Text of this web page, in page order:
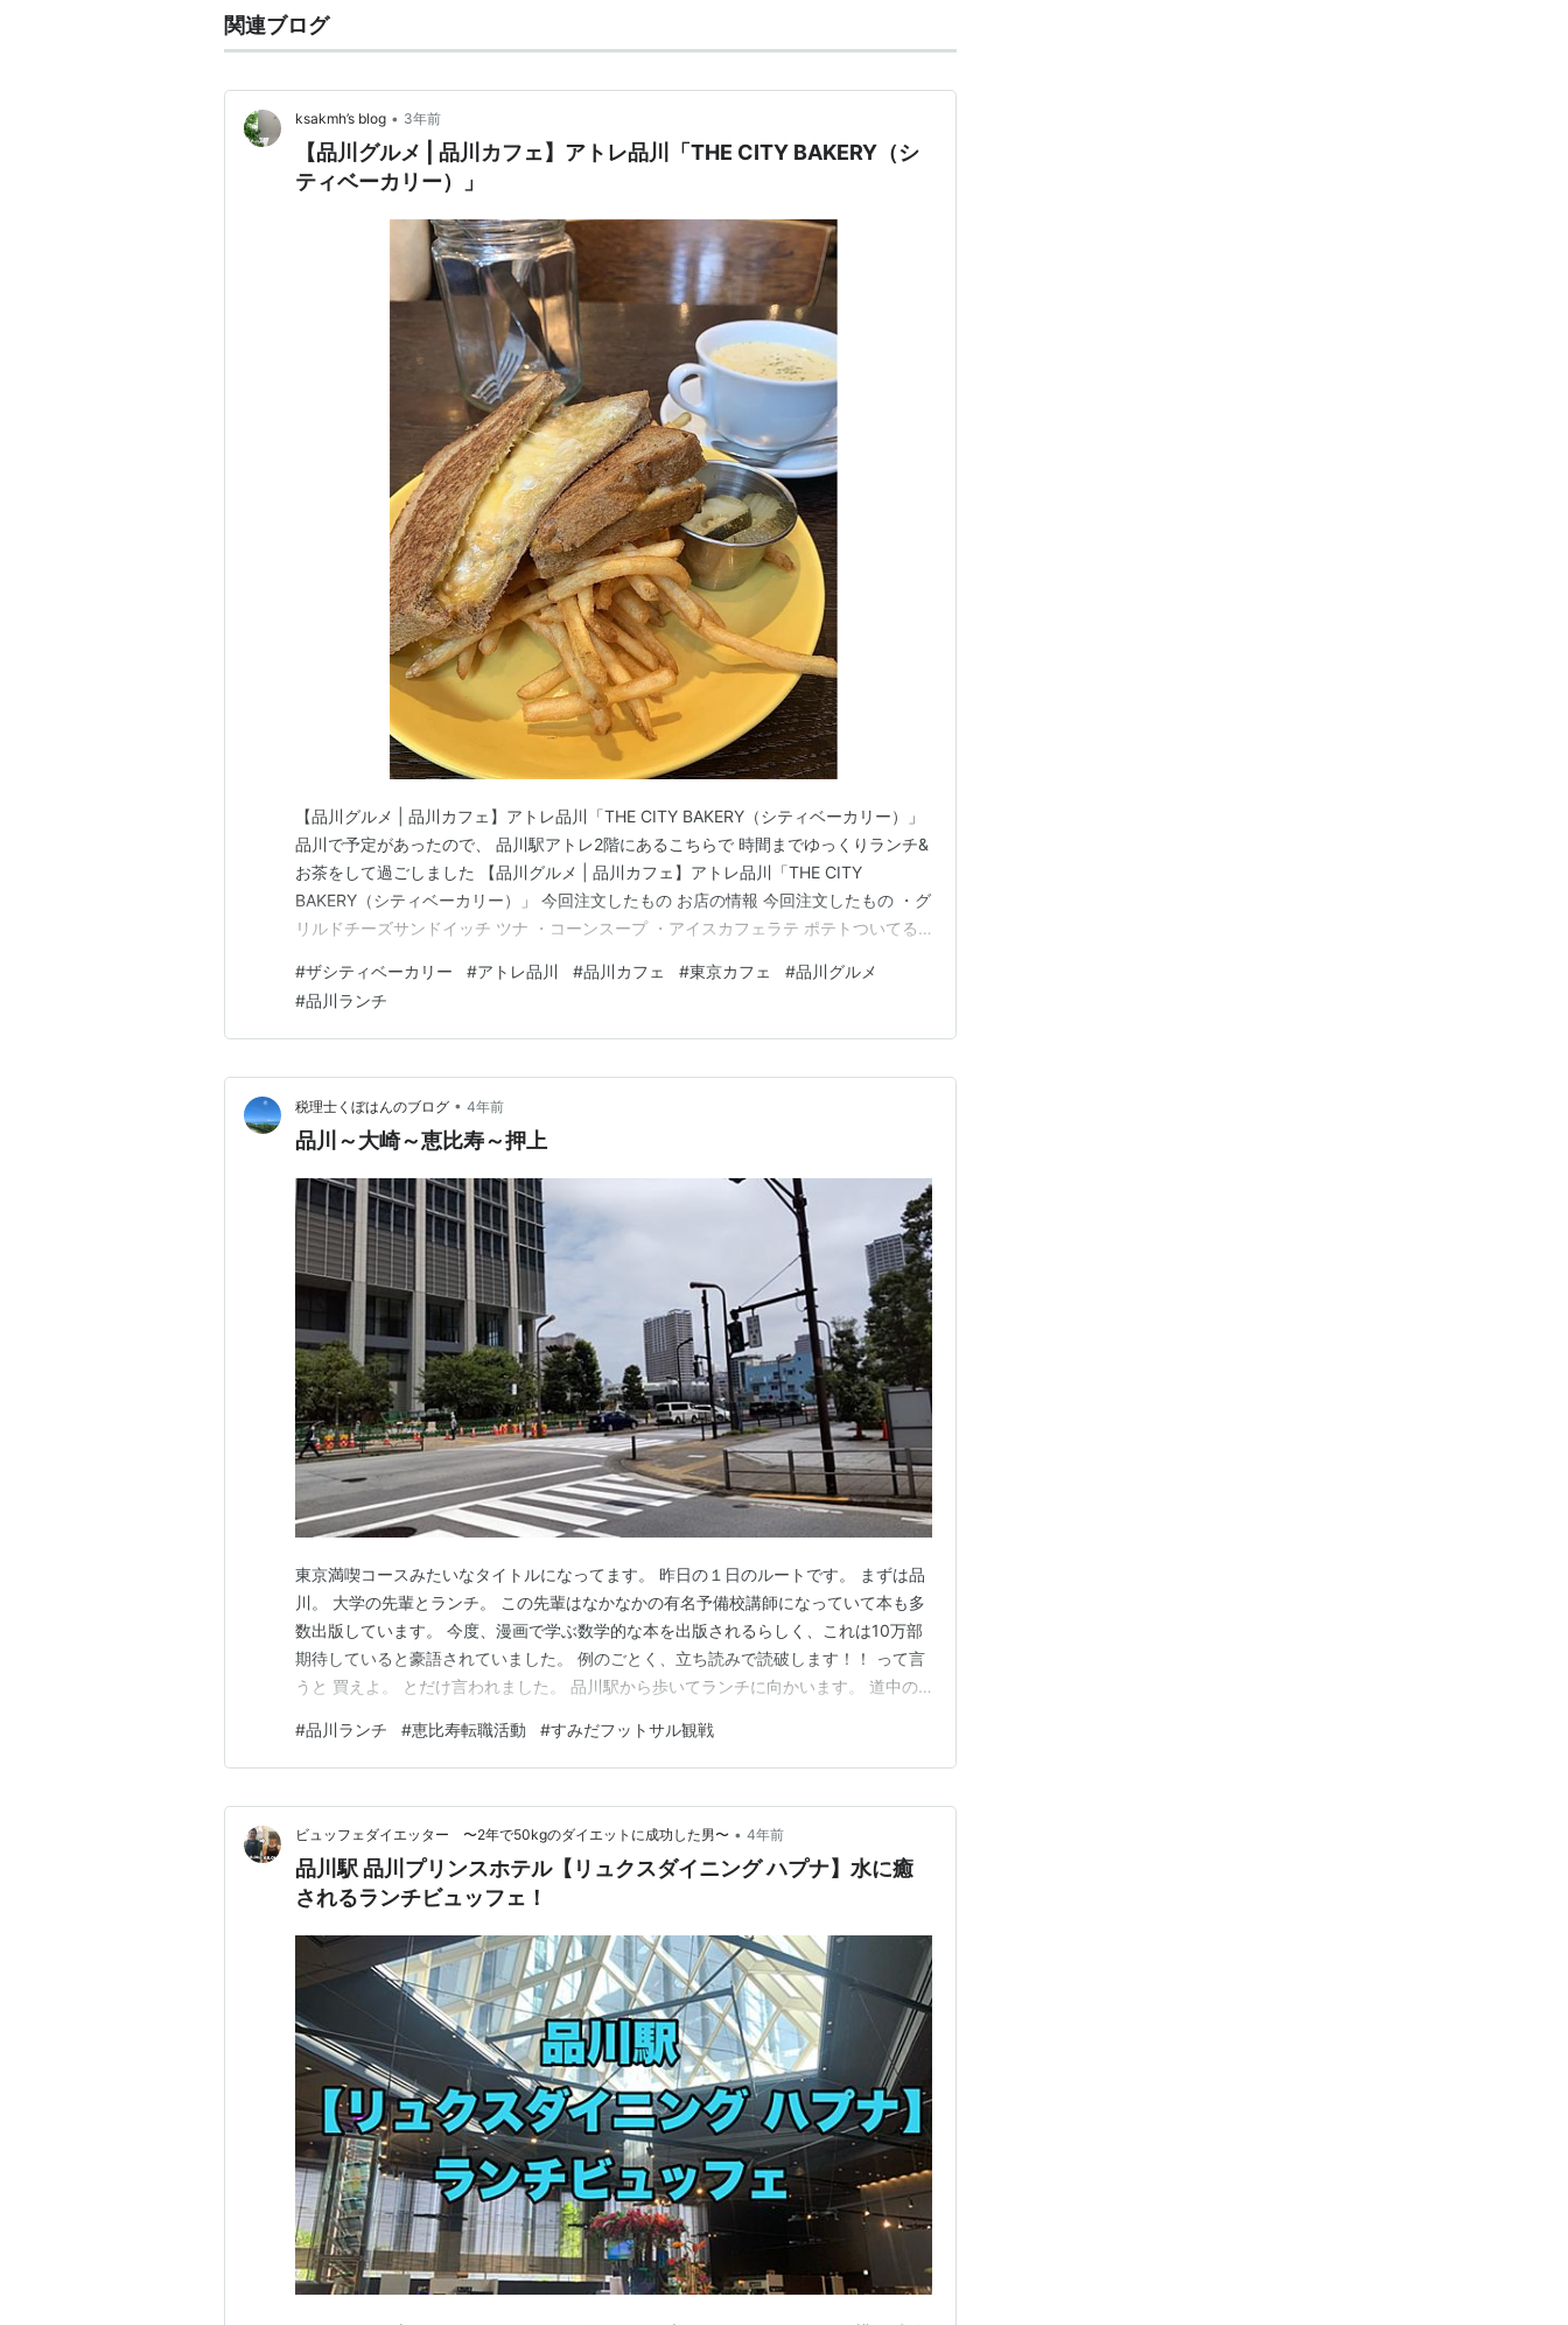
関連ブログ
ksakmh’s blog • 3年前
【品川グルメ | 品川カフェ】アトレ品川「THE CITY BAKERY（シ
ティベーカリー）」
【品川グルメ | 品川カフェ】アトレ品川「THE CITY BAKERY（シティベーカリー）」
品川で予定があったので、 品川駅アトレ2階にあるこちらで 時間までゆっくりランチ&
お茶をして過ごしました 【品川グルメ | 品川カフェ】アトレ品川「THE CITY
BAKERY（シティベーカリー）」 今回注文したもの お店の情報 今回注文したもの ・グ
リルドチーズサンドイッチ ツナ ・コーンスープ ・アイスカフェラテ ポテトついてる
(@kksa08182603) www…
#ザシティベーカリー #アトレ品川 #品川カフェ #東京カフェ #品川グルメ
#品川ランチ
税理士くぼはんのブログ • 4年前
品川～大崎～恵比寿～押上
東京満喫コースみたいなタイトルになってます。 昨日の１日のルートです。 まずは品
川。 大学の先輩とランチ。 この先輩はなかなかの有名予備校講師になっていて本も多
数出版しています。 今度、漫画で学ぶ数学的な本を出版されるらしく、これは10万部
期待していると豪語されていました。 例のごとく、立ち読みで読破します！！ って言
うと 買えよ。 とだけ言われました。 品川駅から歩いてランチに向かいます。 道中の
店でした。。 その後、先輩が住んでいるタワマンへ案内してくれました。 立派すぎて
写真撮りまくったんですが、、ここで…
#品川ランチ #恵比寿転職活動 #すみだフットサル観戦
ビュッフェダイエッター 〜2年で50kgのダイエットに成功した男〜 • 4年前
品川駅 品川プリンスホテル【リュクスダイニング ハプナ】水に癒
されるランチビュッフェ！